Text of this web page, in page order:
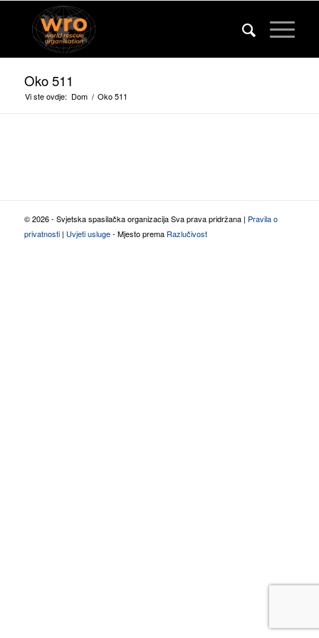
Oko 511
Vi ste ovdje: Dom / Oko 511
© 2026 - Svjetska spasilačka organizacija Sva prava pridržana | Pravila o
privatnosti| Uvjeti usluge- Mjesto prema Razlučivost